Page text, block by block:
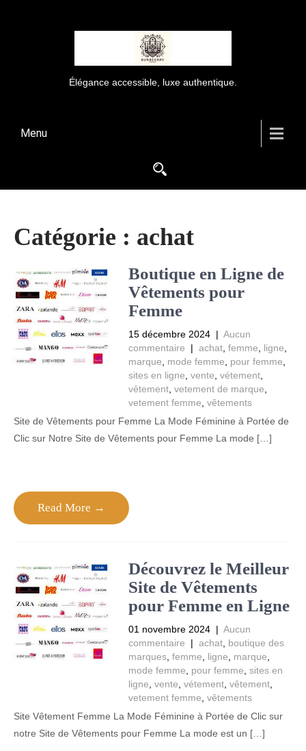
Élégance accessible, luxe authentique.
Menu
Catégorie : achat
Boutique en Ligne de
Vêtements pour
Femme
15 décembre 2024 | Aucun
commentaire
| achat, femme ligne
marque
mode femme pour femme
sites en ligne vente vétement,
vêtement, vetement de marque
vetement femme vêtements
Site de Vêtements pour Femme La Mode Féminine à Portée de
Clic sur Notre Site de Vêtements pour Femme La mode […]
Read More →
Découvrez le Meilleur
Site de Vêtements
pour Femme en Ligne
01 novembre 2024 | Aucun
commentaire
| achat, boutique des
marques, femme ligne marque
mode femme
pour femme sites en
ligne vente vétement, vêtement,
vetement femme vêtements
Site Vêtement Femme La Mode Féminine à Portée de Clic sur
notre Site de Vêtements pour Femme La mode est un […]